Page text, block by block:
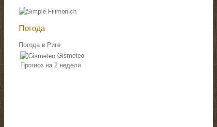
Погода
Погода в Риге
Gismeteo
Прогноз на 2 недели